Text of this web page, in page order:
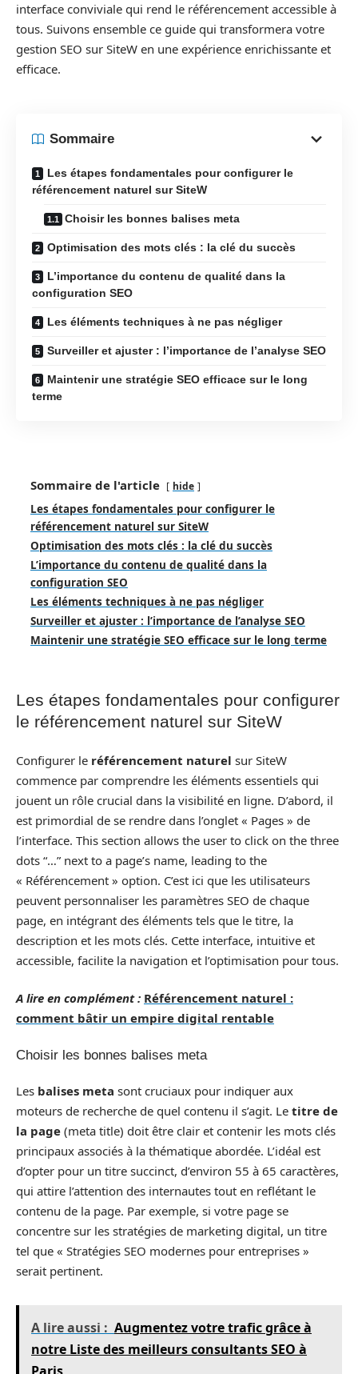
interface conviviale qui rend le référencement accessible à
tous. Suivons ensemble ce guide qui transformera votre
gestion SEO sur SiteW en une expérience enrichissante et
efficace.
Sommaire
Les étapes fondamentales pour configurer le
référencement naturel sur SiteW
Choisir les bonnes balises meta
Optimisation des mots clés : la clé du succès
L’importance du contenu de qualité dans la
configuration SEO
Les éléments techniques à ne pas négliger
Surveiller et ajuster : l’importance de l’analyse SEO
Maintenir une stratégie SEO efficace sur le long
terme
Sommaire de l'article hide
Les étapes fondamentales pour configurer le
référencement naturel sur SiteW
Optimisation des mots clés : la clé du succès
L’importance du contenu de qualité dans la
configuration SEO
Les éléments techniques à ne pas négliger
Surveiller et ajuster : l’importance de l’analyse SEO
Maintenir une stratégie SEO efficace sur le long terme
Les étapes fondamentales pour configurer
le référencement naturel sur SiteW
Configurer le référencement naturel sur SiteW
commence par comprendre les éléments essentiels qui
jouent un rôle crucial dans la visibilité en ligne. D’abord, il
est primordial de se rendre dans l’onglet « Pages » de
l’interface. This section allows the user to click on the three
dots “…” next to a page’s name, leading to the
« Référencement » option. C’est ici que les utilisateurs
peuvent personnaliser les paramètres SEO de chaque
page, en intégrant des éléments tels que le titre, la
description et les mots clés. Cette interface, intuitive et
accessible, facilite la navigation et l’optimisation pour tous.
A lire en complément : Référencement naturel :
comment bâtir un empire digital rentable
Choisir les bonnes balises meta
Les balises meta sont cruciaux pour indiquer aux
moteurs de recherche de quel contenu il s’agit. Le titre de
la page (meta title) doit être clair et contenir les mots clés
principaux associés à la thématique abordée. L’idéal est
d’opter pour un titre succinct, d’environ 55 à 65 caractères,
qui attire l’attention des internautes tout en reflétant le
contenu de la page. Par exemple, si votre page se
concentre sur les stratégies de marketing digital, un titre
tel que « Stratégies SEO modernes pour entreprises »
serait pertinent.
A lire aussi : Augmentez votre trafic grâce à
notre Liste des meilleurs consultants SEO à